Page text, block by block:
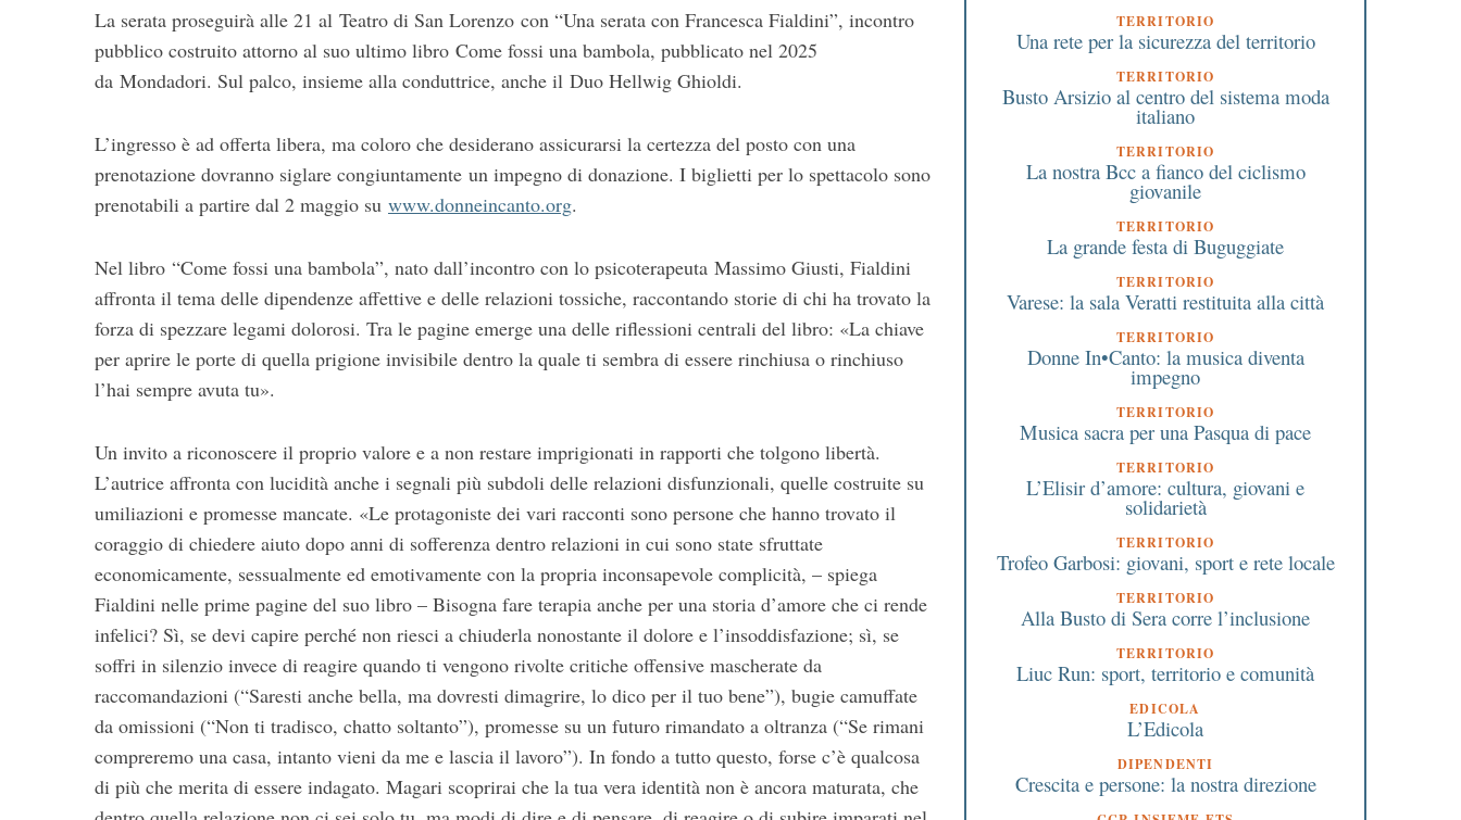
La serata proseguirà alle 21 al Teatro di San Lorenzo con “Una serata con Francesca Fialdini”, incontro
pubblico costruito attorno al suo ultimo libro Come fossi una bambola, pubblicato nel 2025
da Mondadori. Sul palco, insieme alla conduttrice, anche il Duo Hellwig Ghioldi.
L’ingresso è ad offerta libera, ma coloro che desiderano assicurarsi la certezza del posto con una
prenotazione dovranno siglare congiuntamente un impegno di donazione. I biglietti per lo spettacolo sono
prenotabili a partire dal 2 maggio su www.donneincanto.org.
Nel libro “Come fossi una bambola”, nato dall’incontro con lo psicoterapeuta Massimo Giusti, Fialdini
affronta il tema delle dipendenze affettive e delle relazioni tossiche, raccontando storie di chi ha trovato la
forza di spezzare legami dolorosi. Tra le pagine emerge una delle riflessioni centrali del libro: «La chiave
per aprire le porte di quella prigione invisibile dentro la quale ti sembra di essere rinchiusa o rinchiuso
l’hai sempre avuta tu».
Un invito a riconoscere il proprio valore e a non restare imprigionati in rapporti che tolgono libertà.
L’autrice affronta con lucidità anche i segnali più subdoli delle relazioni disfunzionali, quelle costruite su
umiliazioni e promesse mancate. «Le protagoniste dei vari racconti sono persone che hanno trovato il
coraggio di chiedere aiuto dopo anni di sofferenza dentro relazioni in cui sono state sfruttate
economicamente, sessualmente ed emotivamente con la propria inconsapevole complicità, – spiega
Fialdini nelle prime pagine del suo libro – Bisogna fare terapia anche per una storia d’amore che ci rende
infelici? Sì, se devi capire perché non riesci a chiuderla nonostante il dolore e l’insoddisfazione; sì, se
soffri in silenzio invece di reagire quando ti vengono rivolte critiche offensive mascherate da
raccomandazioni (“Saresti anche bella, ma dovresti dimagrire, lo dico per il tuo bene”), bugie camuffate
da omissioni (“Non ti tradisco, chatto soltanto”), promesse su un futuro rimandato a oltranza (“Se rimani
compreremo una casa, intanto vieni da me e lascia il lavoro”). In fondo a tutto questo, forse c’è qualcosa
di più che merita di essere indagato. Magari scoprirai che la tua vera identità non è ancora maturata, che
TERRITORIO
Una rete per la sicurezza del territorio
TERRITORIO
Busto Arsizio al centro del sistema moda
italiano
TERRITORIO
La nostra Bcc a fianco del ciclismo
giovanile
TERRITORIO
La grande festa di Buguggiate
TERRITORIO
Varese: la sala Veratti restituita alla città
TERRITORIO
Donne In•Canto: la musica diventa
impegno
TERRITORIO
Musica sacra per una Pasqua di pace
TERRITORIO
L’Elisir d’amore: cultura, giovani e
solidarietà
TERRITORIO
Trofeo Garbosi: giovani, sport e rete locale
TERRITORIO
Alla Busto di Sera corre l’inclusione
TERRITORIO
Liuc Run: sport, territorio e comunità
EDICOLA
L’Edicola
DIPENDENTI
Crescita e persone: la nostra direzione
h
o
r